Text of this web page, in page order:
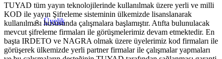
Üyelik
TUYAD tüm yayın teknolojilerinde kullanılmak üzere yerli ve milli
KOD ile yayın Şifreleme sisteminin ülkemizde lisanslanarak
kullanılması hususunda çalışmalara başlamıştır. Atıfta bulunulacak
mevcut şifreleme firmaları ile görüşmelerimiz devam etmektedir. En
başta IRDETO ve NAGRA olmak üzere üyelerimiz kod firmaları ile
görüşerek ülkemizde yerli partner firmalar ile çalışmalar yapmaları